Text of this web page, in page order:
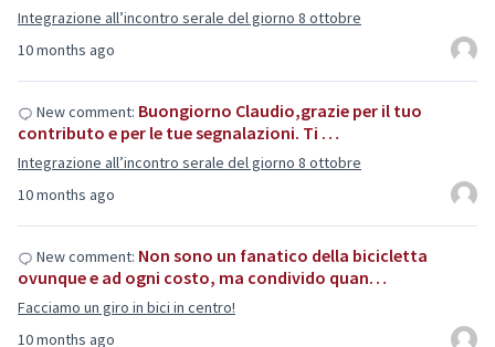
10 months ago
Integrazione all’incontro serale del giorno 8 ottobre
10 months ago
New comment: Buongiorno Claudio,grazie per il tuo
contributo e per le tue segnalazioni. Ti …
Integrazione all’incontro serale del giorno 8 ottobre
10 months ago
New comment: Non sono un fanatico della bicicletta
ovunque e ad ogni costo, ma condivido quan…
Facciamo un giro in bici in centro!